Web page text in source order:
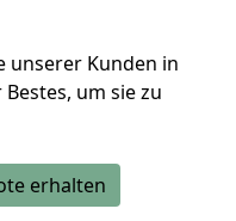
unserer Kunden in
um sie zu
erhalten